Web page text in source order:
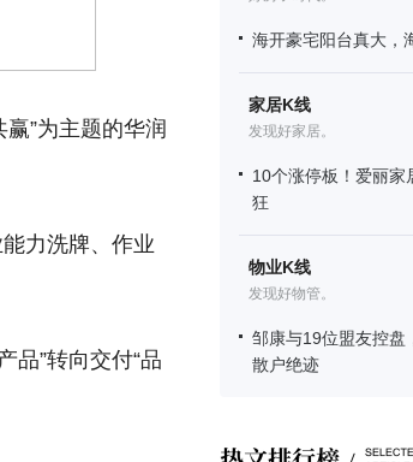
海开豪宅阳台真大，
家居K线
发现好家居。
10个涨停板！爱丽家
狂
物业K线
发现好物管。
邹康与19位盟友控盘
散户绝迹
”为主题的华润
力洗牌、作业
品”转向交付“品